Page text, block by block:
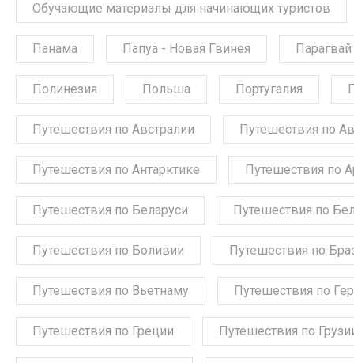
Обучающие материалы для начинающих туристов
Панама Папуа - Новая Гвинея Парагвай
Полинезия Польша Португалия
Путешествия по Австралии Путешествия по
Путешествия по Антарктике Путешествия по
Путешествия по Беларуси Путешествия по
Путешествия по Боливии Путешествия по
Путешествия по Вьетнаму Путешествия по
Путешествия по Греции Путешествия по